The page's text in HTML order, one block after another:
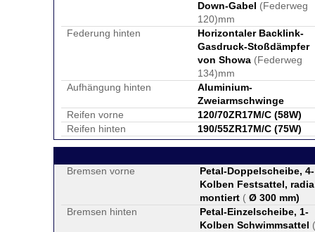
Down-Gabel (Federweg
120)mm
Federung hinten
Horizontaler Backlink-
Gasdruck-Stoßdämpfer
von Showa (Federweg
134)mm
Aufhängung hinten
Aluminium-
Zweiarmschwinge
Reifen vorne
120/70ZR17M/C (58W)
Reifen hinten
190/55ZR17M/C (75W)
Bremsen vorne
Petal-Doppelscheibe, 4-
Kolben Festsattel,
montiert ( Ø 300 mm)
Bremsen hinten
Petal-Einzelscheibe, 1-
Kolben Schwimmsattel